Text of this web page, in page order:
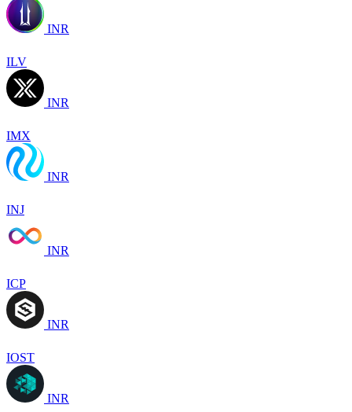
INR
ILV
INR
IMX
INR
INJ
INR
ICP
INR
IOST
INR